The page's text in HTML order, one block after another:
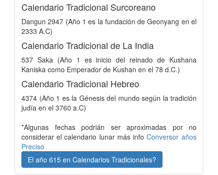
Calendario Tradicional Surcoreano
Dangun 2947 (Año 1 es la fundación de Geonyang en el
2333 A.C)
Calendario Tradicional de La India
537 Saka (Año 1 es inicio del reinado de Kushana
Kaniska como Emperador de Kushan en el 78 d.C.)
Calendario Tradicional Hebreo
4374 (Año 1 es la Génesis del mundo según la tradición
judía en el 3760 a.C)
*Algunas fechas podrián ser aproximadas por no
considerar el calendario lunar más info Conversor años
Preciso
El año 615 en Calendarios Tradicionales?